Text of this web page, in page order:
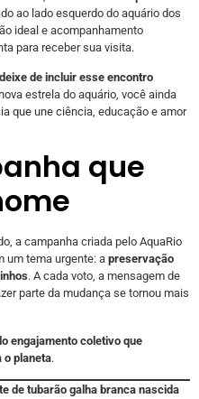
ao lado esquerdo do aquário dos
ideal e acompanhamento
para receber sua visita.
de incluir esse encontro
estrela do aquário, você ainda
que une ciência, educação e amor
que
a campanha criada pelo AquaRio
um tema urgente: a preservação
. A cada voto, a mensagem de
parte da mudança se tornou mais
engajamento coletivo que
o planeta.
de tubarão galha branca nascida